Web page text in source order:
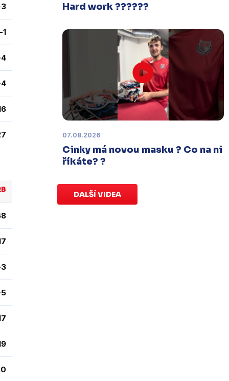
-1 Úterý 27. ledna |Utkání 32. kola v
, které se mělo původně
odehrát 31. ledna, bylo z důvodu
marodky Králů
odloženo. Kluby se
domluvily na náhradním termínu,
Bruslaři se s Pískem utkají venku
pondělí 16. února od 18:00
Charitativní aukce
Sobota 3. ledna | Vydražte si na
na pomoc předčasně narozeným
dětem.Charitativní aukce
Hard work ??????
07.08.2026
Cinky má novou masku ? Co na ni
říkáte? ?
DALŠÍ VIDEA